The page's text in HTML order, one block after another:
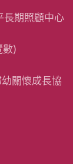
長期照顧中心
數)
關懷成長協